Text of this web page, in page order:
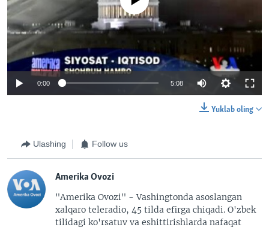
0:00 5:08
Yuklab oling
Ulashing Follow us
Amerika Ovozi
"Amerika Ovozi" - Vashingtonda asoslangan
xalqaro teleradio, 45 tilda efirga chiqadi. O'zbek
tilidagi ko'rsatuv va eshittirishlarda nafaqat